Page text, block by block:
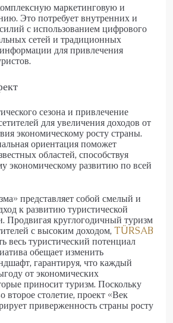
маркетинговую и
Это потребует внутренних и
с использованием цифрового
сетей и традиционных
для привлечения
сезона и привлечение
для увеличения доходов от
экономическому росту страны.
ориентация поможет
областей, способствуя
экономическому развитию по всей
представляет собой смелый и
к развитию туристической
Продвигая круглогодичный туризм
с высоким доходом, TÜRSAB
весь туристический потенциал
обещает изменить
гарантируя, что каждый
от экономических
приносит туризм. Поскольку
второе столетие, проект «Век
приверженность страны росту